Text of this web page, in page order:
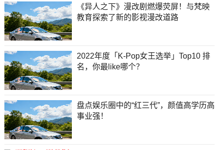
《异人之下》漫改剧燃爆荧屏！与梵映
教育探索了新的影视漫改道路
2022年度「K-Pop女王选举」Top10 排
名，你最like哪个？
盘点娱乐圈中的“红三代”，颜值高学历高
事业强！